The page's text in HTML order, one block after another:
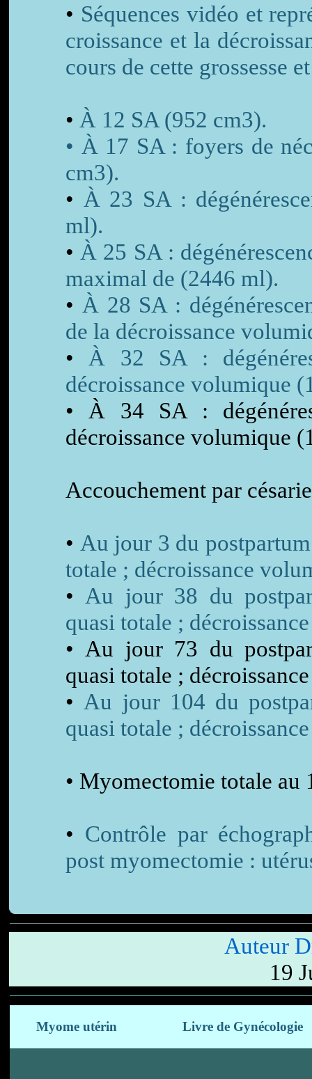
• Séquences vidéo et
croissance et la
cours de cette grossesse
• À 12 SA (952 cm3).
• À 17 SA : foyers de
cm3).
• À 23 SA :
ml).
• À 25 SA :
maximal de (2446 ml).
• À 28 SA :
de la décroissance
• À 32 SA :
décroissance volumique
• À 34 SA :
décroissance volumique
Accouchement par
• Au jour 3 du
totale ; décroissance
• Au jour 38 du
quasi totale ;
• Au jour 73 du
quasi totale ;
• Au jour 104 du
quasi totale ;
• Myomectomie totale au
• Contrôle par
post myomectomie :
Auteur
19
Myome utérin Livre de Gynécologie